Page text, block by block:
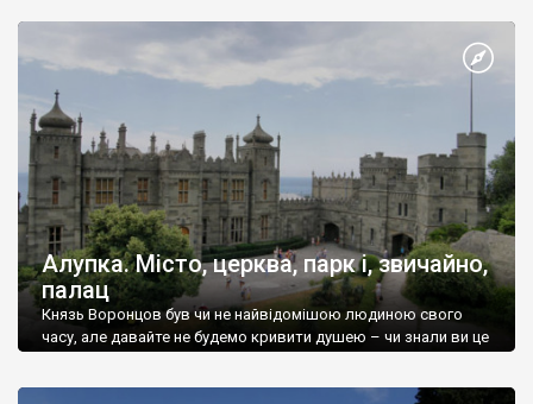
Алупка. Місто, церква, парк і, звичайно,
палац
Князь Воронцов був чи не найвідомішою людиною свого
часу, але давайте не будемо кривити душею – чи знали ви це